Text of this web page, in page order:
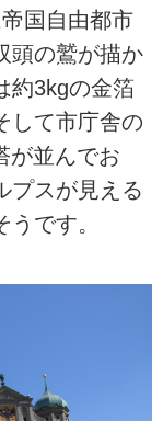
国自由都市
頭の鷲が描か
約3kgの金箔
して市庁舎の
が並んでお
プスが見える
です。